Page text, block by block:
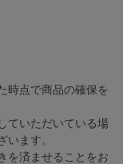
時点で商品の確保を
ていただいている場
ます。
を済ませることをお